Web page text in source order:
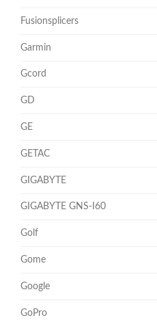
Fusionsplicers
Garmin
Gcord
GD
GE
GETAC
GIGABYTE
GIGABYTE GNS-I60
Golf
Gome
Google
GoPro